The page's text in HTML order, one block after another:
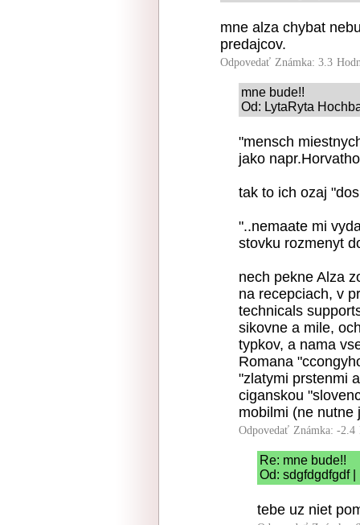
mne alza chybat
predajcov.
Odpovedať Známka: 3.3
mne bude!!
Od: LytaRyta
"mensch
jako
tak to ich ozaj
"..nemaate mi
stovku rozmenyt
nech pekne Alza
na recepciach, v
technicals
sikovne a mile,
typkov, a nama
Romana
"zlatymi prstenmi
ciganskou
mobilmi (ne nutne
Odpovedať Známka: -2.4
Re: mne bude!!
Od: sdgfdgdfgdf
tebe uz niet